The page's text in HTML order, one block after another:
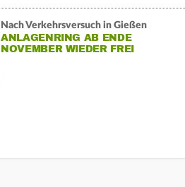
Nach Verkehrsversuch in Gießen
ANLAGENRING AB ENDE
NOVEMBER WIEDER FREI